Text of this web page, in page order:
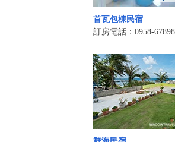
首瓦包棟民宿
訂房電話：0958-